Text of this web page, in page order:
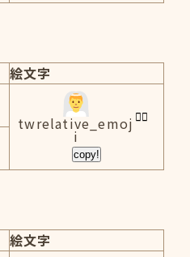
絵文字
twrelative_emoj
i
copy!
絵文字